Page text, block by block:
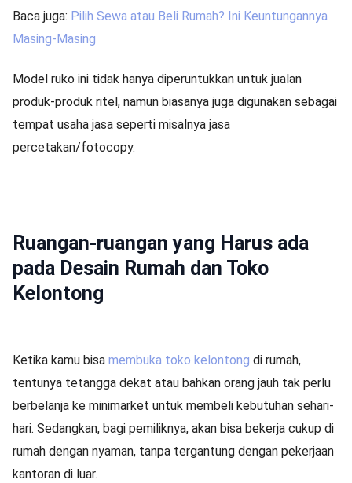
Baca juga: Pilih Sewa atau Beli Rumah? Ini Keuntungannya
Masing-Masing
Model ruko ini tidak hanya diperuntukkan untuk jualan
produk-produk ritel, namun biasanya juga digunakan sebagai
tempat usaha jasa seperti misalnya jasa
percetakan/fotocopy.
Ruangan-ruangan yang Harus ada
pada Desain Rumah dan Toko
Kelontong
Ketika kamu bisa membuka toko kelontong di rumah,
tentunya tetangga dekat atau bahkan orang jauh tak perlu
berbelanja ke minimarket untuk membeli kebutuhan sehari-
hari. Sedangkan, bagi pemiliknya, akan bisa bekerja cukup di
rumah dengan nyaman, tanpa tergantung dengan pekerjaan
kantoran di luar.